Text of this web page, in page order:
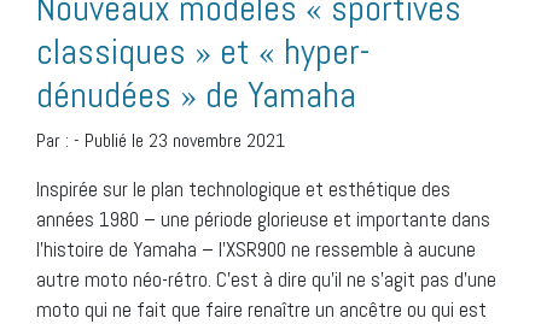
classiques » et « hyper-
dénudées » de Yamaha
Par : - Publié le 23 novembre 2021
Inspirée sur le plan technologique et esthétique des
années 1980 – une période glorieuse et importante dans
l’histoire de Yamaha – l’XSR900 ne ressemble à aucune
autre moto néo-rétro. C’est à dire qu’il ne s’agit pas d’une
moto qui ne fait que faire renaître un ancêtre ou qui est